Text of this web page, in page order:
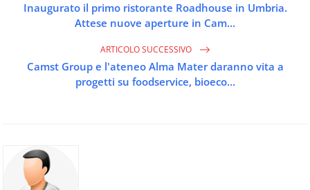
Inaugurato il primo ristorante Roadhouse in Umbria.
Attese nuove aperture in Cam...
ARTICOLO SUCCESSIVO
Camst Group e l'ateneo Alma Mater daranno vita a
progetti su foodservice, bioeco...